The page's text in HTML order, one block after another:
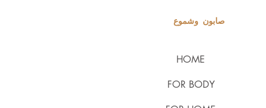
صابون وشموع
HOME
FOR BODY